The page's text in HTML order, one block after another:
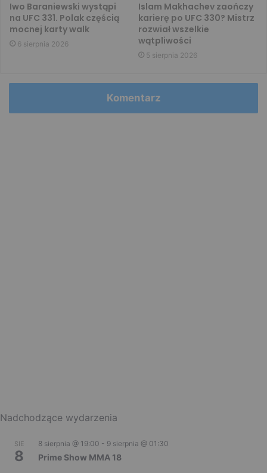
Iwo Baraniewski wystąpi
na UFC 331. Polak częścią
mocnej karty walk
6 sierpnia 2026
Islam Makhachev zaończy
karierę po UFC 330? Mistrz
rozwiał wszelkie
wątpliwości
5 sierpnia 2026
Komentarz
Nadchodzące wydarzenia
SIE
8
8 sierpnia @ 19:00 - 9 sierpnia @ 01:30
Prime Show MMA 18